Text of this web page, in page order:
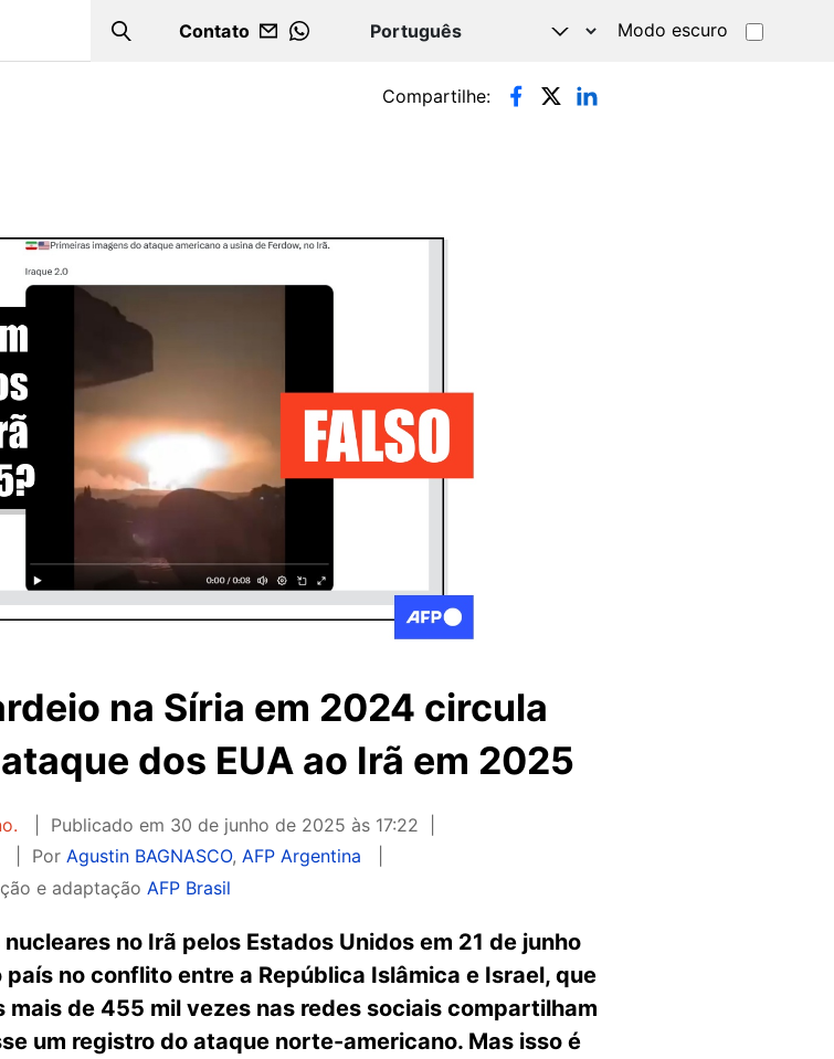
Search
Contato
WHATSAPP
Modo escuro
Compartilhe:
na Síria em 2024 circula
dos EUA ao Irã em 2025
Publicado em 30 de junho de 2025 às 17:22
PorAgustin BAGNASCO,AFP Argentina
e adaptação AFP Brasil
no Irã pelos Estados Unidos em 21 de junho
no conflito entre a República Islâmica e Israel, que
de 455 mil vezes nas redes sociais compartilham
um registro do ataque norte-americano. Mas isso é